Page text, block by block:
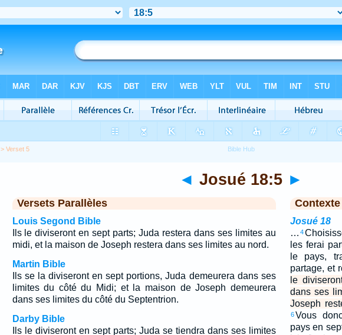
> Verset 5
◄ Josué 18:5 ►
Versets Parallèles
Louis Segond Bible
Ils le diviseront en sept parts; Juda restera dans ses limites au
midi, et la maison de Joseph restera dans ses limites au nord.
Martin Bible
Ils se la diviseront en sept portions, Juda demeurera dans ses
limites du côté du Midi; et la maison de Joseph demeurera
dans ses limites du côté du Septentrion.
Darby Bible
Ils le diviseront en sept parts; Juda se tiendra dans ses limites
Contexte
Josué 18
… 4
les ferai
le pays,
partage, et
le
dans ses
Joseph
6Vous
pays en